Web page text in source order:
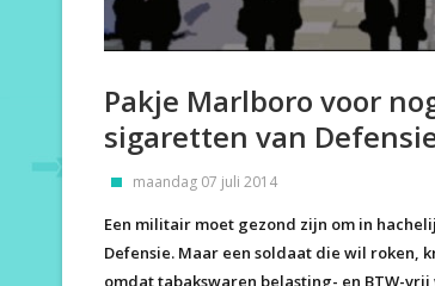
Pakje Marlboro voor
sigaretten van
maandag 07 juli 2014
Een militair moet gezond zijn om in
Defensie. Maar een soldaat die wil roken,
omdat tabakswaren belasting- en BTW-